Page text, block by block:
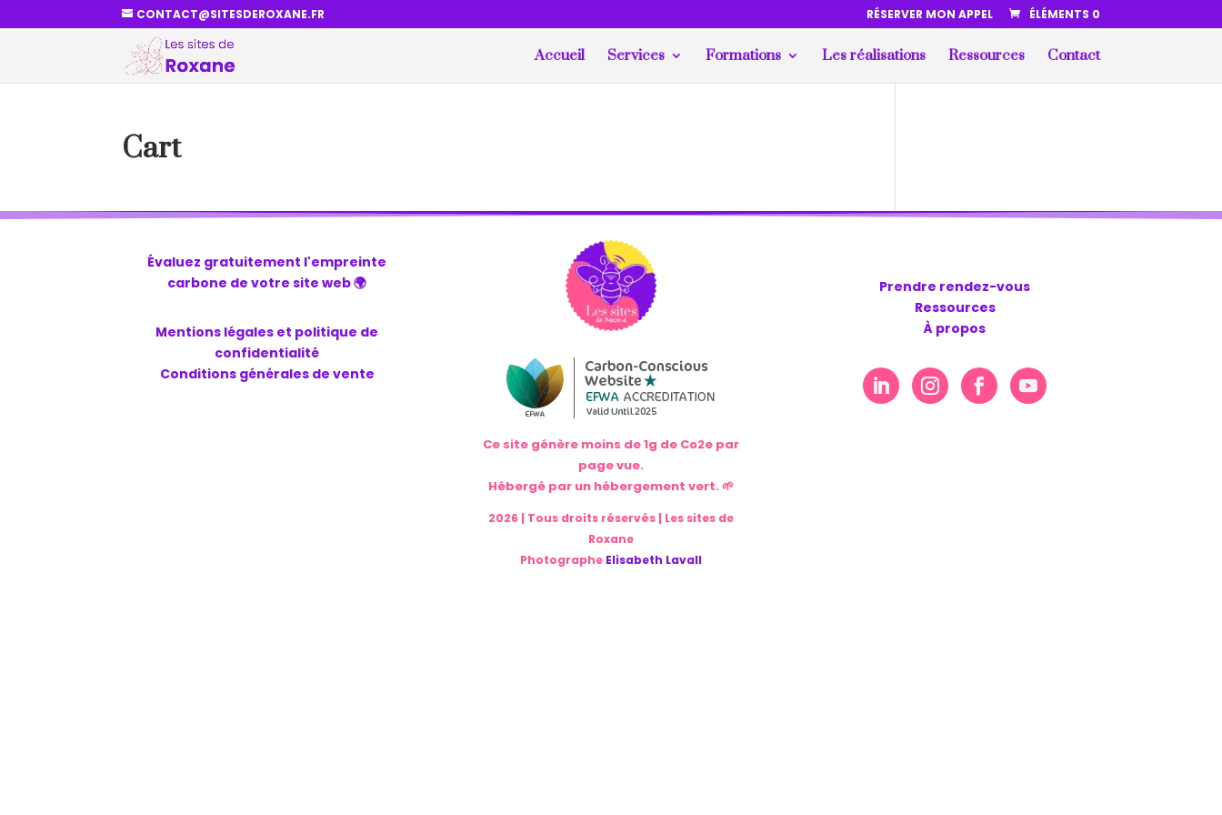
CONTACT@SITESDEROXANE.FR RÉSERVER MON APPEL ÉLÉMENTS 0
Accueil Services Formations Les réalisations Ressources Contact
Cart
Évaluez gratuitement l'empreinte
carbone de votre site web 🌍
Mentions légales et politique de
confidentialité
Conditions générales de vente
Ce site génère moins de 1g de Co2e par
page vue.
Hébergé par un hébergement vert. 🌱
2026 | Tous droits réservés | Les sites de
Roxane
Photographe Elisabeth Lavall
Prendre rendez-vous
Ressources
À propos